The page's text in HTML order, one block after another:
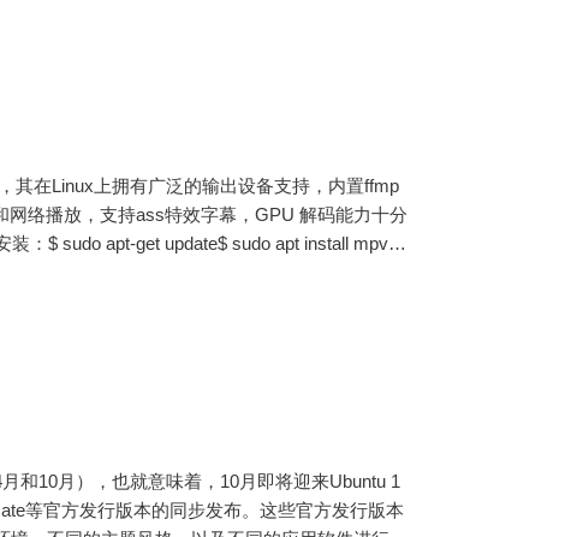
其在Linux上拥有广泛的输出设备支持，内置ffmp
络播放，支持ass特效字幕，GPU 解码能力十分
：$ sudo apt-get update$ sudo apt install mpv
和10月），也就意味着，10月即将迎来Ubuntu 1
等官方发行版本的同步发布。这些官方发行版本